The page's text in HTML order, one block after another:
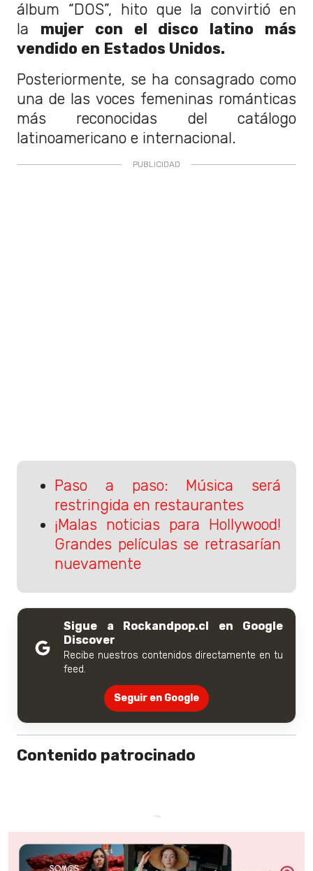
álbum “DOS”, hito que la convirtió en
la mujer con el disco latino más
vendido en Estados Unidos.
Posteriormente, se ha consagrado como
una de las voces femeninas románticas
más reconocidas del catálogo
latinoamericano e internacional.
Paso a paso: Música será
restringida en restaurantes
¡Malas noticias para Hollywood!
Grandes películas se retrasarían
nuevamente
Sigue a Rockandpop.cl en Google
Discover
Recibe nuestros contenidos directamente en tu
feed.
Seguir en Google
Contenido patrocinado